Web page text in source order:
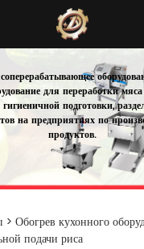
для переработки
подготовки,
на предприятиях по
продуктов.
> Обогрев кухонного
подачи риса